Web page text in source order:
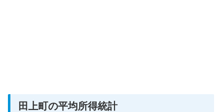
田上町の平均所得統計